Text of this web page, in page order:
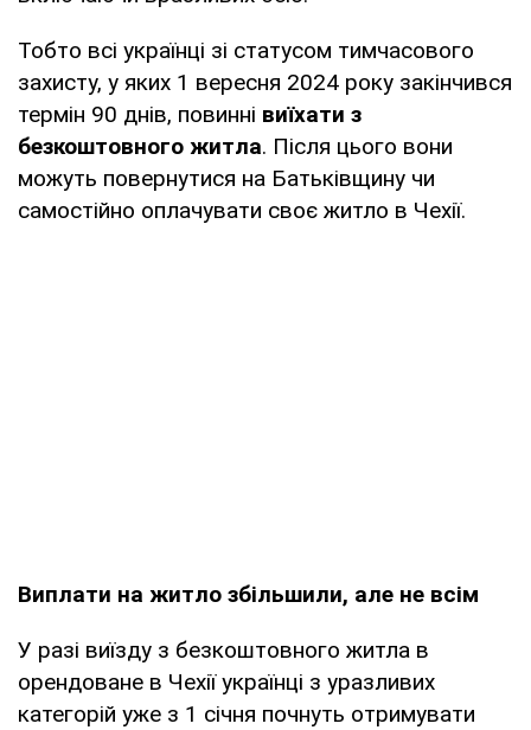
Тобто всі українці зі статусом тимчасового
захисту, у яких 1 вересня 2024 року закінчився
термін 90 днів, повинні виїхати з
безкоштовного житла. Після цього вони
можуть повернутися на Батьківщину чи
самостійно оплачувати своє житло в Чехії.
Виплати на житло збільшили, але не всім
У разі виїзду з безкоштовного житла в
орендоване в Чехії українці з уразливих
категорій уже з 1 січня почнуть отримувати